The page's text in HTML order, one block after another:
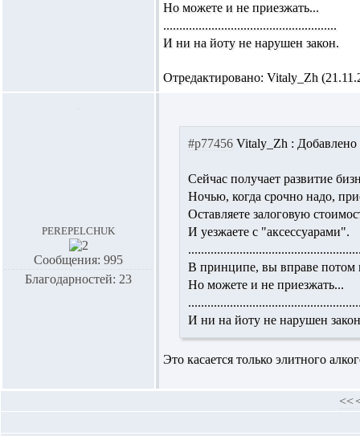
Но можете и не приезжать...
......................................................
И ни на йоту не нарушен закон.
Отредактировано: Vitaly_Zh
perepelchuk
Сообщения: 995
Благодарностей: 23
#p77456 Vitaly_Zh : Добавлено
Сейчас получает развитие
Ночью, когда срочно надо,
Оставляете залоговую
И уезжаете с "аксессуарами".
В принципе, вы вправе потом
Но можете и не приезжать...
И ни на йоту не нарушен
Это касается только элитного
<<